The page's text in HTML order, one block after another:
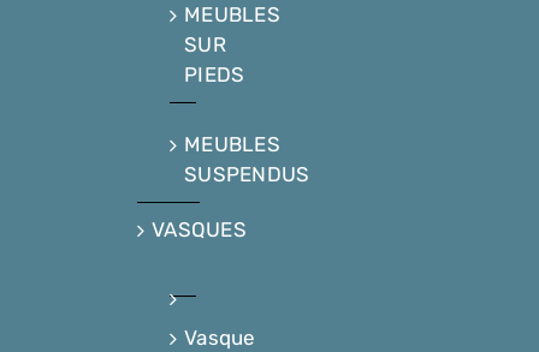
MEUBLES
SUR
PIEDS
MEUBLES
SUSPENDUS
VASQUES
Vasque